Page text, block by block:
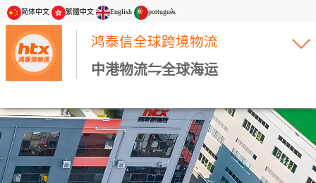
简体中文 繁體中文 English português
鸿泰信全球跨境物流
中港物流⇋全球海运